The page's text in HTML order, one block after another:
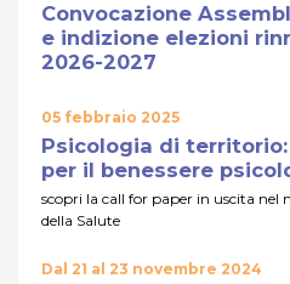
Convocazione
e indizione elezioni
2026-2027
05 febbraio 2025
Psicologia di
per il benessere
scopri la call for paper in uscita nel
della Salute
Dal 21 al 23 novembre 2024